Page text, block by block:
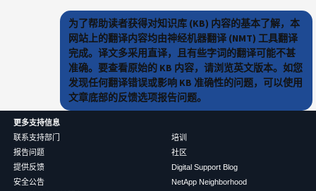
为了帮助读者获得对知识库 (KB) 内容的基本了解，本
网站上的翻译内容均由神经机器翻译 (NMT) 工具翻译
完成。译文多采用直译，且有些字词的翻译可能不甚
准确。要查看原始的 KB 内容，请浏览英文版本。如您
发现任何翻译错误或影响 KB 准确性的问题，可以使用
文章底部的反馈选项报告问题。
更多支持信息
联系支持部门
报告问题
提供反馈
安全公告
培训
社区
Digital Support Blog
NetApp Neighborhood